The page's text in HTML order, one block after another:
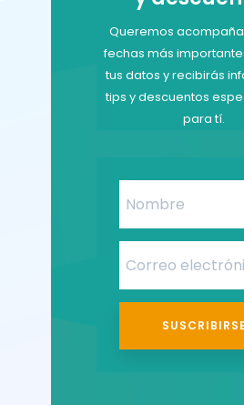
Queremos
fechas más
tus datos y recibirás
tips y descuentos
para tí.
SUSCRIBIRSE